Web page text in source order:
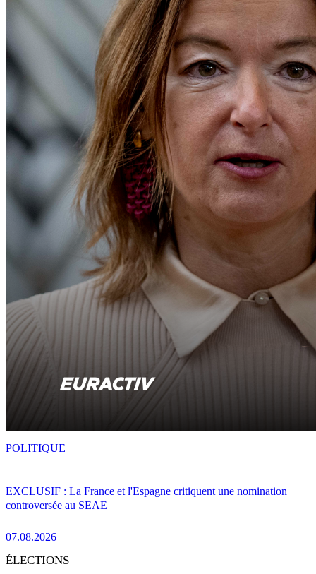
EXCLUSIF : La France et l'Espagne critiquent une nomination
controversée au SEAE
07.08.2026
POLITIQUE
ÉLECTIONS